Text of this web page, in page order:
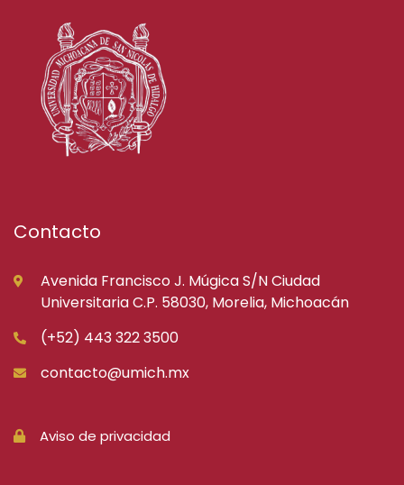
Contacto
Avenida Francisco J. Múgica S/N Ciudad
Universitaria C.P. 58030, Morelia, Michoacán
(+52) 443 322 3500
contacto@umich.mx
Aviso de privacidad